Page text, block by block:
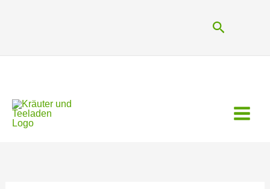
Suchen